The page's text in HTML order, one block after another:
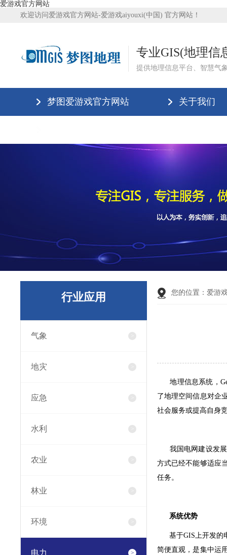
爱游戏官方网站
欢迎访问爱游戏官方网站-爱游戏aiyouxi(中国) 官方网站！
专业GIS(地理信
提供地理信息平台、智慧气
梦图爱游戏官方网站 关于我们
行业应用
气象
地灾
应急
水利
农业
林业
环境
电力
您的位置： 爱游
地理信息系统，
了地理空间信息对企
社会服务或提高自身
我国电网建设发展
方式已经不能够适应
任务。
系统优势
基于GIS上开发的电
简便直观，是集中运